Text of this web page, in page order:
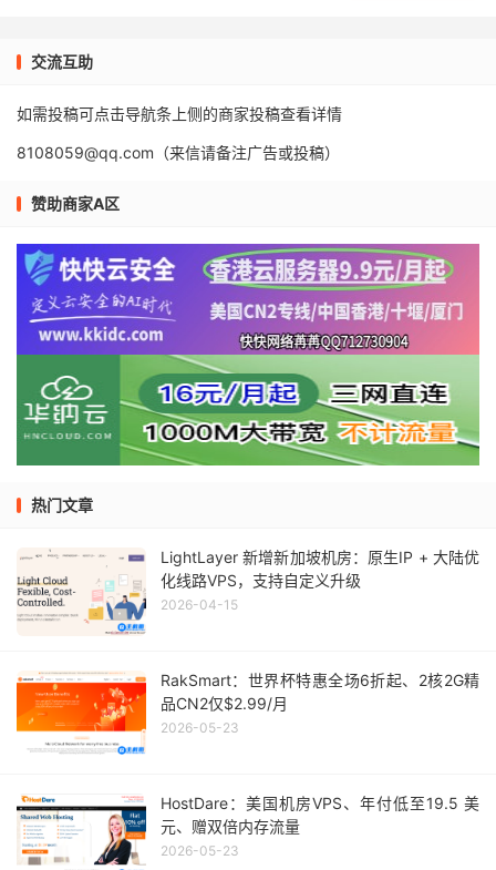
交流互助
如需投稿可点击导航条上侧的商家投稿查看详情
8108059@qq.com（来信请备注广告或投稿）
赞助商家A区
热门文章
LightLayer 新增新加坡机房：原生IP + 大陆优
化线路VPS，支持自定义升级
2026-04-15
RakSmart：世界杯特惠全场6折起、2核2G精
品CN2仅$2.99/月
2026-05-23
HostDare：美国机房VPS、年付低至19.5 美
元、赠双倍内存流量
2026-05-23